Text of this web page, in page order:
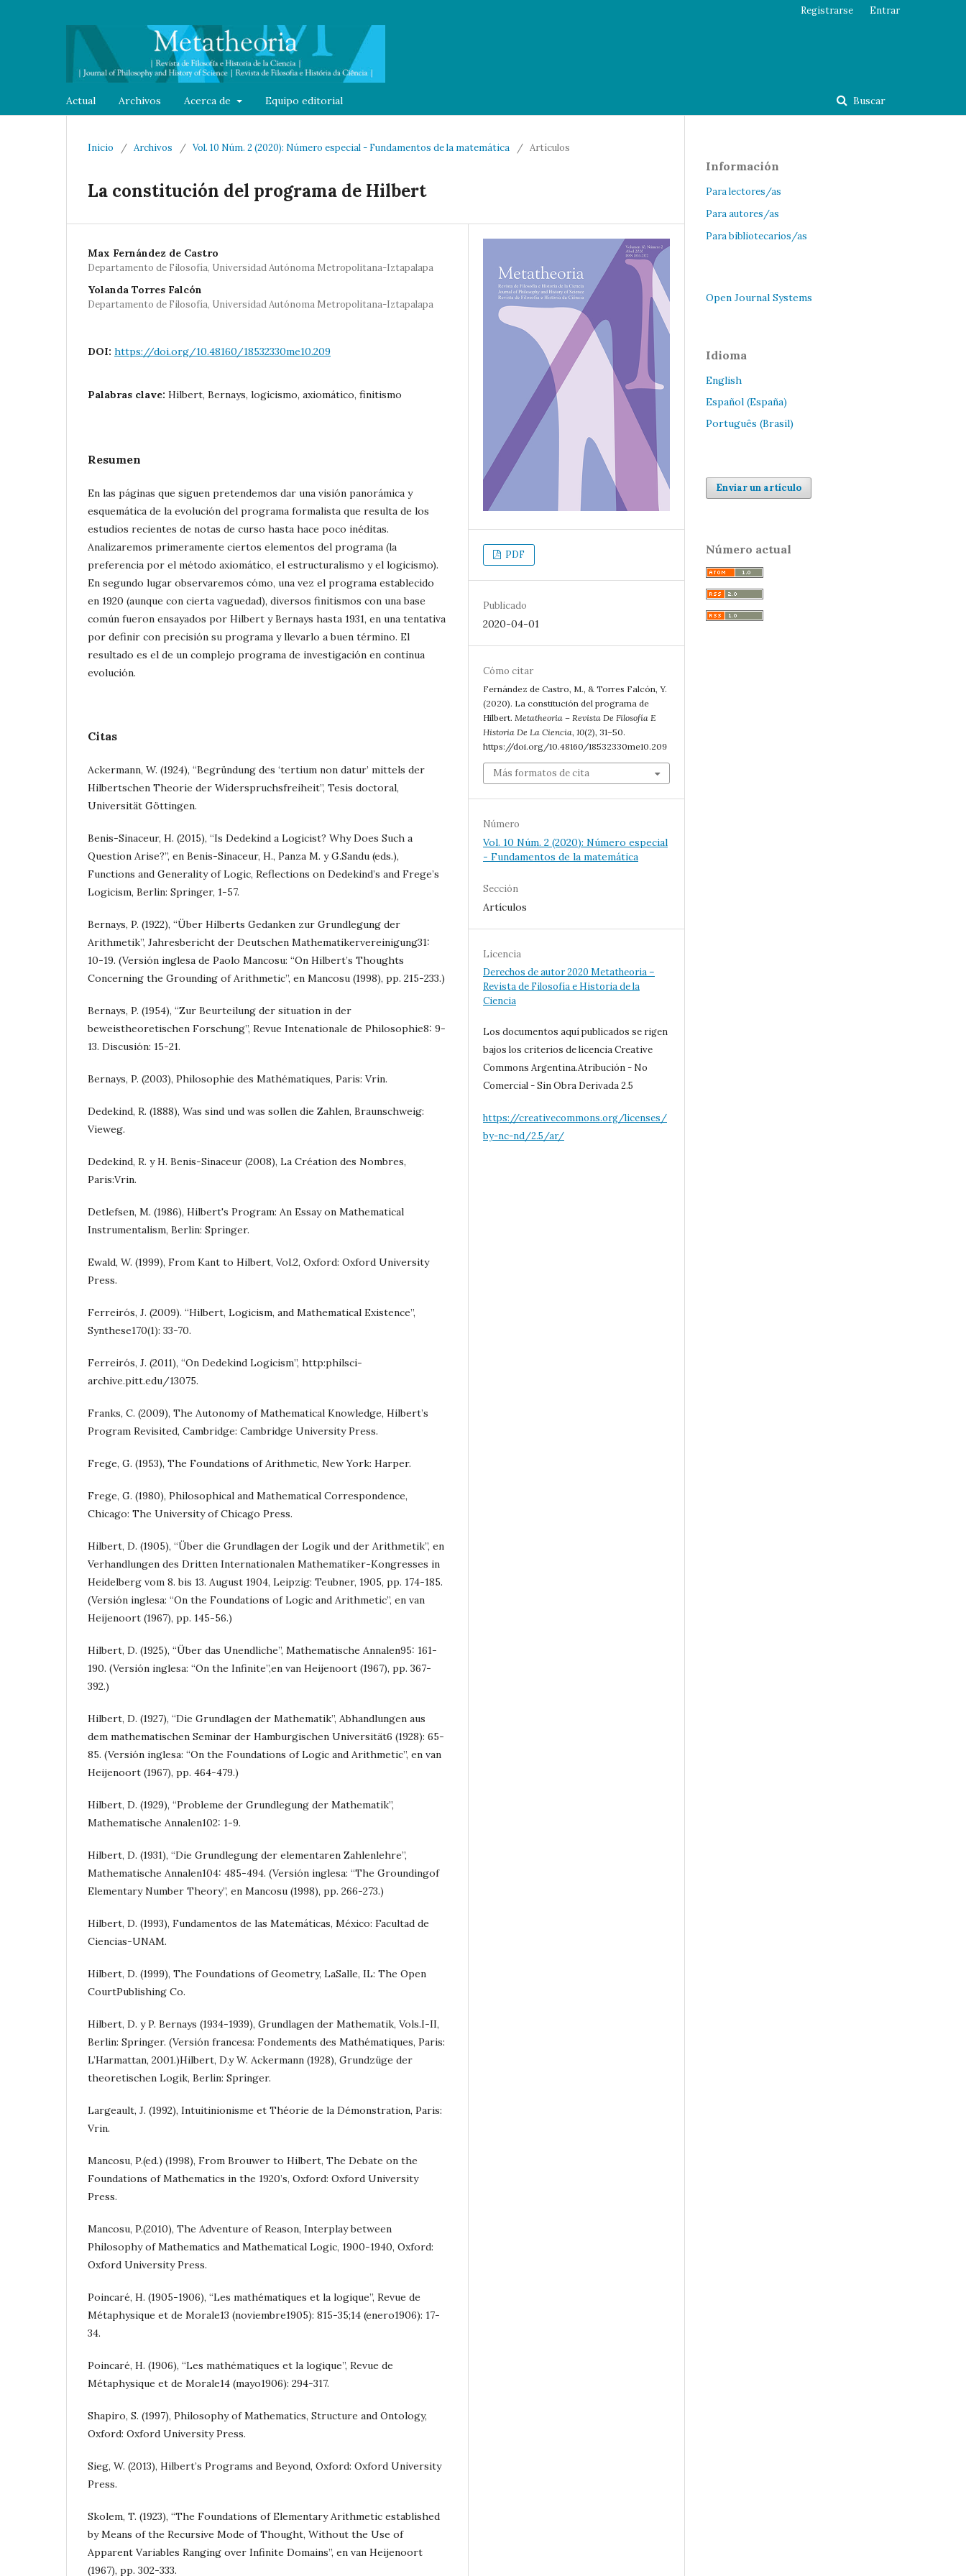
Actual Archivos Acerca de Equipo editorial Buscar
Registrarse Entrar
Inicio / Archivos / Vol. 10 Núm. 2 (2020): Número especial - Fundamentos de la matemática / Artículos
La constitución del programa de Hilbert
Max Fernández de Castro
Departamento de Filosofía, Universidad Autónoma Metropolitana-Iztapalapa
Yolanda Torres Falcón
Departamento de Filosofía, Universidad Autónoma Metropolitana-Iztapalapa
DOI: https://doi.org/10.48160/18532330me10.209
Palabras clave: Hilbert, Bernays, logicismo, axiomático, finitismo
Resumen
En las páginas que siguen pretendemos dar una visión panorámica y
esquemática de la evolución del programa formalista que resulta de los
estudios recientes de notas de curso hasta hace poco inéditas.
Analizaremos primeramente ciertos elementos del programa (la
preferencia por el método axiomático, el estructuralismo y el logicismo).
En segundo lugar observaremos cómo, una vez el programa establecido
en 1920 (aunque con cierta vaguedad), diversos finitismos con una base
común fueron ensayados por Hilbert y Bernays hasta 1931, en una tentativa
por definir con precisión su programa y llevarlo a buen término. El
resultado es el de un complejo programa de investigación en continua
evolución.
Citas
Ackermann, W. (1924), “Begründung des ‘tertium non datur’ mittels der
Hilbertschen Theorie der Widerspruchsfreiheit”, Tesis doctoral,
Universität Göttingen.
Benis-Sinaceur, H. (2015), “Is Dedekind a Logicist? Why Does Such a
Question Arise?”, en Benis-Sinaceur, H., Panza M. y G.Sandu (eds.),
Functions and Generality of Logic, Reflections on Dedekind’s and Frege’s
Logicism, Berlin: Springer, 1-57.
Bernays, P. (1922), “Über Hilberts Gedanken zur Grundlegung der
Arithmetik”, Jahresbericht der Deutschen Mathematikervereinigung31:
10-19. (Versión inglesa de Paolo Mancosu: “On Hilbert’s Thoughts
Concerning the Grounding of Arithmetic”, en Mancosu (1998), pp. 215-233.)
Bernays, P. (1954), “Zur Beurteilung der situation in der
beweistheoretischen Forschung”, Revue Intenationale de Philosophie8: 9-
13. Discusión: 15-21.
Bernays, P. (2003), Philosophie des Mathématiques, Paris: Vrin.
Dedekind, R. (1888), Was sind und was sollen die Zahlen, Braunschweig:
Vieweg.
Dedekind, R. y H. Benis-Sinaceur (2008), La Création des Nombres,
Paris:Vrin.
Detlefsen, M. (1986), Hilbert's Program: An Essay on Mathematical
Instrumentalism, Berlin: Springer.
Ewald, W. (1999), From Kant to Hilbert, Vol.2, Oxford: Oxford University
Press.
Ferreirós, J. (2009). “Hilbert, Logicism, and Mathematical Existence”,
Synthese170(1): 33-70.
Ferreirós, J. (2011), “On Dedekind Logicism”, http:philsci-
archive.pitt.edu/13075.
Franks, C. (2009), The Autonomy of Mathematical Knowledge, Hilbert’s
Program Revisited, Cambridge: Cambridge University Press.
Frege, G. (1953), The Foundations of Arithmetic, New York: Harper.
Frege, G. (1980), Philosophical and Mathematical Correspondence,
Chicago: The University of Chicago Press.
Hilbert, D. (1905), “Über die Grundlagen der Logik und der Arithmetik”, en
Verhandlungen des Dritten Internationalen Mathematiker-Kongresses in
Heidelberg vom 8. bis 13. August 1904, Leipzig: Teubner, 1905, pp. 174-185.
(Versión inglesa: “On the Foundations of Logic and Arithmetic”, en van
Heijenoort (1967), pp. 145-56.)
Hilbert, D. (1925), “Über das Unendliche”, Mathematische Annalen95: 161-
190. (Versión inglesa: “On the Infinite”,en van Heijenoort (1967), pp. 367-
392.)
Hilbert, D. (1927), “Die Grundlagen der Mathematik”, Abhandlungen aus
dem mathematischen Seminar der Hamburgischen Universität6 (1928): 65-
85. (Versión inglesa: “On the Foundations of Logic and Arithmetic”, en van
Heijenoort (1967), pp. 464-479.)
Hilbert, D. (1929), “Probleme der Grundlegung der Mathematik”,
Mathematische Annalen102: 1-9.
Hilbert, D. (1931), “Die Grundlegung der elementaren Zahlenlehre”,
Mathematische Annalen104: 485-494. (Versión inglesa: “The Groundingof
Elementary Number Theory”, en Mancosu (1998), pp. 266-273.)
Hilbert, D. (1993), Fundamentos de las Matemáticas, México: Facultad de
Ciencias-UNAM.
Hilbert, D. (1999), The Foundations of Geometry, LaSalle, IL: The Open
CourtPublishing Co.
Hilbert, D. y P. Bernays (1934-1939), Grundlagen der Mathematik, Vols.I-II,
Berlin: Springer. (Versión francesa: Fondements des Mathématiques, Paris:
L’Harmattan, 2001.)Hilbert, D.y W. Ackermann (1928), Grundzüge der
theoretischen Logik, Berlin: Springer.
Largeault, J. (1992), Intuitinionisme et Théorie de la Démonstration, Paris:
Vrin.
Mancosu, P.(ed.) (1998), From Brouwer to Hilbert, The Debate on the
Foundations of Mathematics in the 1920’s, Oxford: Oxford University
Press.
Mancosu, P.(2010), The Adventure of Reason, Interplay between
Philosophy of Mathematics and Mathematical Logic, 1900-1940, Oxford:
Oxford University Press.
Poincaré, H. (1905-1906), “Les mathématiques et la logique”, Revue de
Métaphysique et de Morale13 (noviembre1905): 815-35;14 (enero1906): 17-
34.
Poincaré, H. (1906), “Les mathématiques et la logique”, Revue de
Métaphysique et de Morale14 (mayo1906): 294-317.
Shapiro, S. (1997), Philosophy of Mathematics, Structure and Ontology,
Oxford: Oxford University Press.
Sieg, W. (2013), Hilbert’s Programs and Beyond, Oxford: Oxford University
Press.
Skolem, T. (1923), “The Foundations of Elementary Arithmetic established
by Means of the Recursive Mode of Thought, Without the Use of
Apparent Variables Ranging over Infinite Domains”, en van Heijenoort
(1967), pp. 302-333.
PDF
Publicado
2020-04-01
Cómo citar
Fernández de Castro, M., & Torres Falcón, Y.
(2020). La constitución del programa de
Hilbert. Metatheoria – Revista De Filosofía E
Historia De La Ciencia, 10(2), 31–50.
https://doi.org/10.48160/18532330me10.209
Más formatos de cita
Número
Vol. 10 Núm. 2 (2020): Número especial
- Fundamentos de la matemática
Sección
Artículos
Licencia
Derechos de autor 2020 Metatheoria –
Revista de Filosofía e Historia de la
Ciencia
Los documentos aquí publicados se rigen
bajos los criterios de licencia Creative
Commons Argentina.Atribución - No
Comercial - Sin Obra Derivada 2.5
https://creativecommons.org/licenses/
by-nc-nd/2.5/ar/
Información
Para lectores/as
Para autores/as
Para bibliotecarios/as
Open Journal Systems
Idioma
English
Español (España)
Português (Brasil)
Enviar un artículo
Número actual